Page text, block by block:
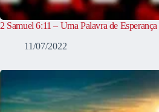
2 Samuel 6:11 – Uma Palavra de
11/07/2022